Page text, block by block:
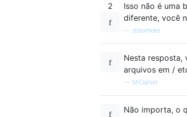
2
Isso não é uma
diferente, você
ddeimeke
Nesta resposta,
arquivos em /
— MrDaniel
Não importa, o